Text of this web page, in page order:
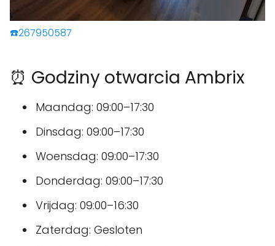
☎️267950587
⏰ Godziny otwarcia Ambrix
Maandag: 09:00–17:30
Dinsdag: 09:00–17:30
Woensdag: 09:00–17:30
Donderdag: 09:00–17:30
Vrijdag: 09:00–16:30
Zaterdag: Gesloten